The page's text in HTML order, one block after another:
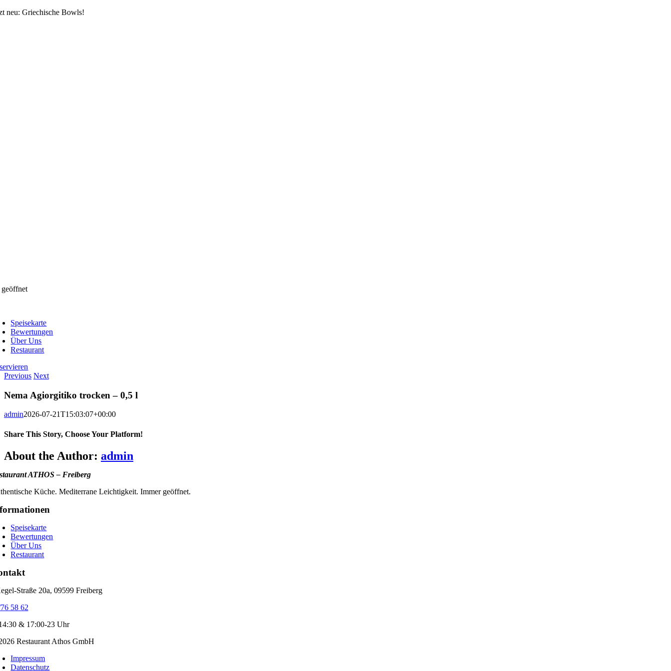
Skip
neu: Griechische Bowls!
Speisekarte
Bewertungen
Über Uns
Restaurant
Previous Next
Nema Agiorgitiko trocken – 0,5 l
admin2026-07-21T15:03:07+00:00
Share This Story, Choose Your Platform!
Facebook
X
Bluesky
Reddit
LinkedIn
WhatsApp
Telegram
Tumblr
Xing
Email
Copy
Link
About the Author: admin
ATHOS – Freiberg
Küche. Mediterrane Leichtigkeit. Immer geöffnet.
Speisekarte
Bewertungen
Über Uns
Restaurant
Straße 20a, 09599 Freiberg
58 62
& 17:00-23 Uhr
Restaurant Athos GmbH
Impressum
Datenschutz